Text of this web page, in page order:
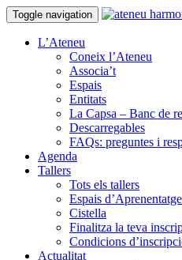
Toggle navigation
L’Ateneu
Coneix l’Ateneu
Associa’t
Espais
Entitats
La Capsa – Banc de
Descarregables
FAQs: preguntes i
Agenda
Tallers
Tots els tallers
Espais
Cistella
Finalitza la teva
Condicions
Actualitat